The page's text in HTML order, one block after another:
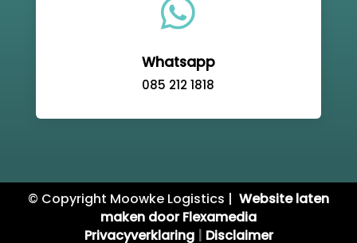

Whatsapp
085 212 1818
© Copyright Moowke Logistics | Website laten
maken door Flexamedia
Privacyverklaring| Disclaimer